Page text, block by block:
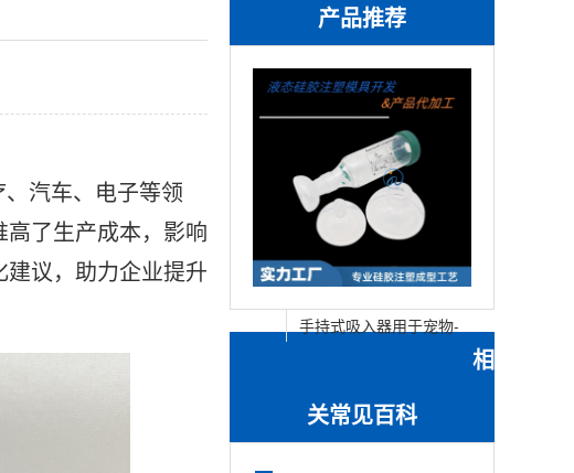
产品推荐
手持式吸入器用于宠物-
硅胶科技有限公司
相
关常见百科
汽车、电子等领
了生产成本，影响
议，助力企业提升